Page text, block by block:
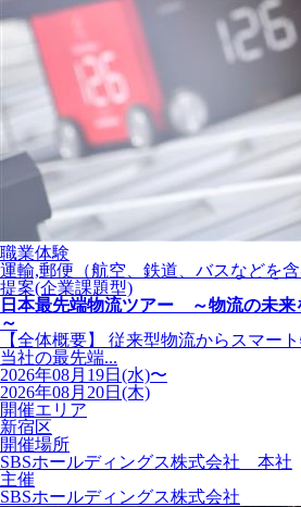
職業体験
運輸,郵便（航空、鉄道、バスなどを含
提案(企業課題型)
日本最先端物流ツアー ～物流の未来
～
【全体概要】 従来型物流からスマー
当社の最先端...
2026年08月19日(水)〜
2026年08月20日(木)
開催エリア
新宿区
開催場所
SBSホールディングス株式会社 本社
主催
SBSホールディングス株式会社